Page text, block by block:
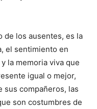
de los ausentes, es la
el sentimiento en
la memoria viva que
igual o mejor,
sus compañeros, las
son costumbres de